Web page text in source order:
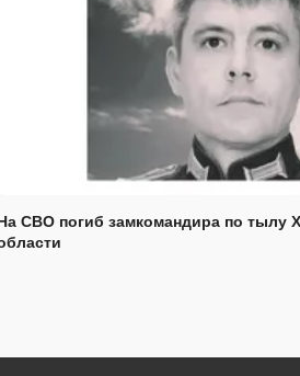
СВО погиб замкомандира по тылу